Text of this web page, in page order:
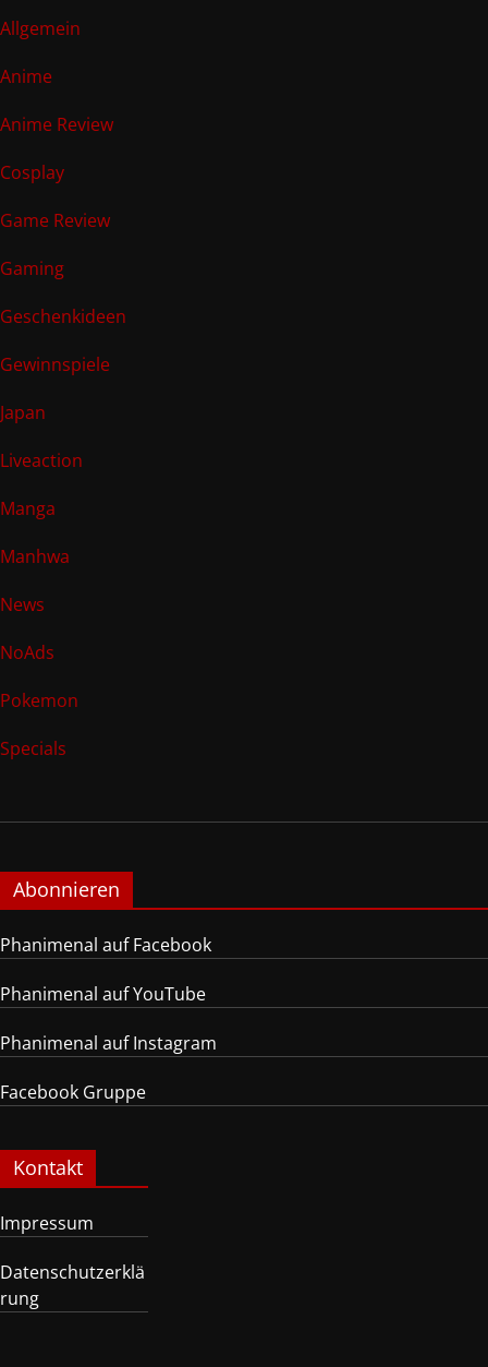
Allgemein
Anime
Anime Review
Cosplay
Game Review
Gaming
Geschenkideen
Gewinnspiele
Japan
Liveaction
Manga
Manhwa
News
NoAds
Pokemon
Specials
Abonnieren
Phanimenal auf Facebook
Phanimenal auf YouTube
Phanimenal auf Instagram
Facebook Gruppe
Kontakt
Impressum
Datenschutzerklä
rung